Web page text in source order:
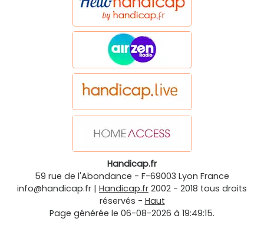
Handicap.fr
59 rue de l'Abondance - F-69003 Lyon France
info@handicap.fr | Handicap.fr 2002 - 2018 tous droits
réservés - Haut
Page générée le 06-08-2026 à 19:49:15.